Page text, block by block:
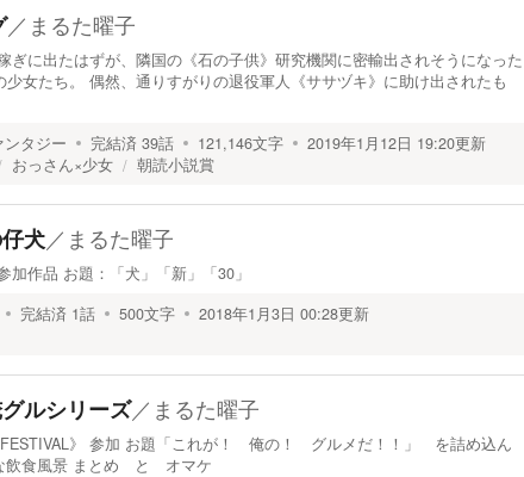
／ まるた曜子
ぎに出たはずが、隣国の《石の子供》研究機関に密輸出されそうになった
少女たち。 偶然、通りすがりの退役軍人《ササヅキ》に助け出されたも
タジー 完結済 39話 121,146文字 2019年1月12日 19:20更新
おっさん×少女 朝読小説賞
犬／ まるた曜子
加作品 お題：「犬」「新」「30」
完結済 1話 500文字 2018年1月3日 00:28更新
ルシリーズ／ まるた曜子
FESTIVAL》 参加 お題「これが！ 俺の！ グルメだ！！」 を詰め込ん
飲食風景 まとめ と オマケ